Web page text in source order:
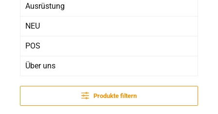
Ausrüstung
NEU
POS
Über uns
Produkte filtern